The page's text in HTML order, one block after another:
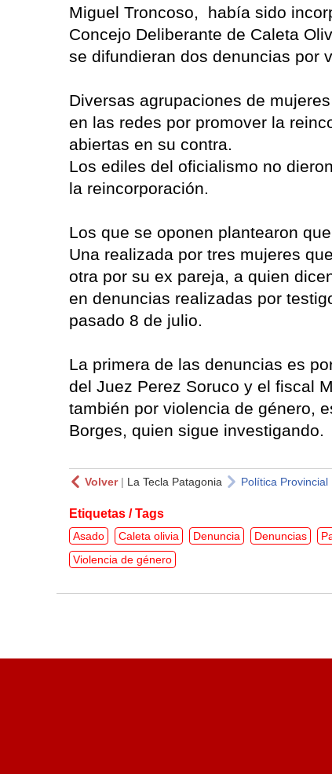
Miguel Troncoso, había sido
Concejo Deliberante de Caleta
se difundieran dos denuncias por
Diversas agrupaciones de
en las redes por promover la
abiertas en su contra.
Los ediles del oficialismo no
la reincorporación.
Los que se oponen plantearon
Una realizada por tres mujeres
otra por su ex pareja, a quien
en denuncias realizadas por
pasado 8 de julio.
La primera de las denuncias es
del Juez Perez Soruco y el fiscal
también por violencia de género,
Borges, quien sigue investigando.
Volver| La Tecla Patagonia Política Provincial
Etiquetas / Tags
Asado Caleta olivia Denuncia Denuncias
Violencia de género